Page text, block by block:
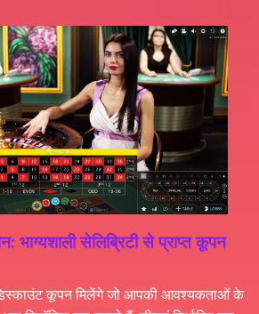
सेलिब्रिटी से प्राप्त कूपन
कूपन मिलेंगे जो आपकी आवश्यकताओं के